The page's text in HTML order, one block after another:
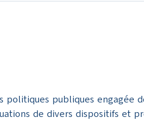
publiques engagée
de divers dispositifs et